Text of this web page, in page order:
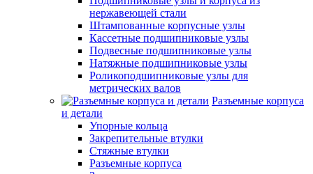
нержавеющей стали
Штампованные корпусные узлы
Кассетные подшипниковые узлы
Подвесные подшипниковые узлы
Натяжные подшипниковые узлы
Роликоподшипниковые узлы для
метрических валов
Разъемные корпуса
и детали
Упорные кольца
Закрепительные втулки
Стяжные втулки
Разъемные корпуса